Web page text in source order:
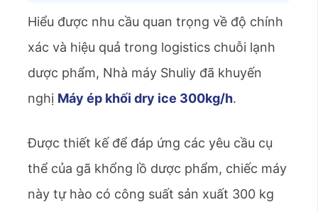
Hiểu được nhu cầu quan trọng về độ chính
xác và hiệu quả trong logistics chuỗi lạnh
dược phẩm, Nhà máy Shuliy đã khuyến
nghị Máy ép khối dry ice 300kg/h.
Được thiết kế để đáp ứng các yêu cầu cụ
thể của gã khổng lồ dược phẩm, chiếc máy
này tự hào có công suất sản xuất 300 kg